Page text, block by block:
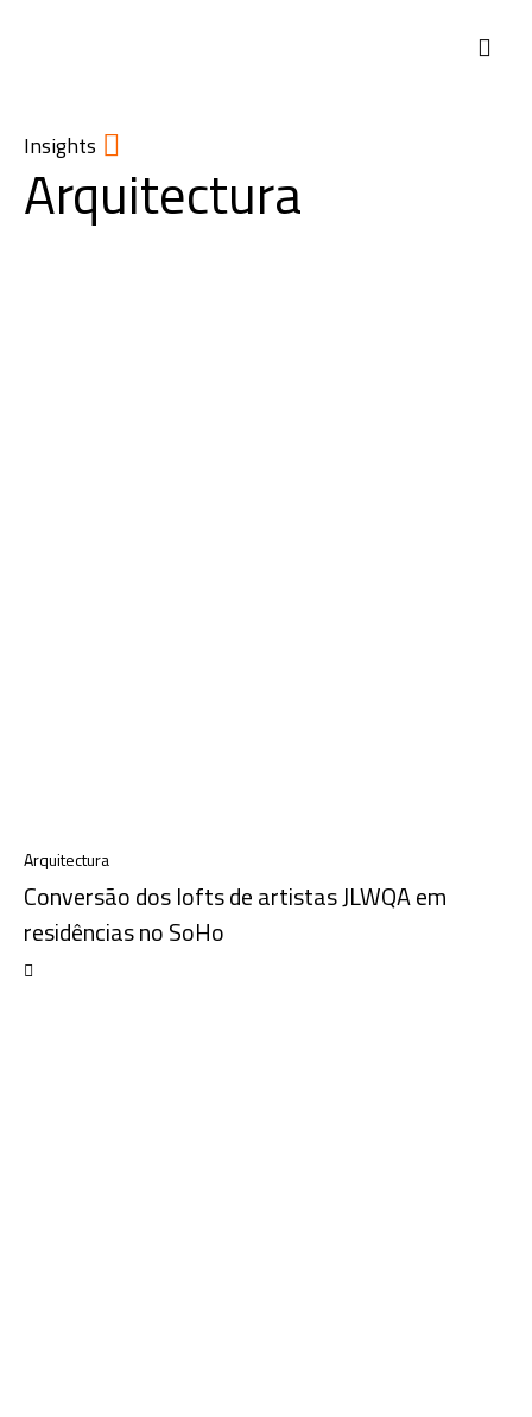
Insights
Arquitectura
Arquitectura
Conversão dos lofts de artistas JLWQA em
residências no SoHo